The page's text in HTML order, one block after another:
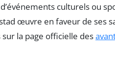
culturels ou
œuvre en faveur de ses
la page officielle des